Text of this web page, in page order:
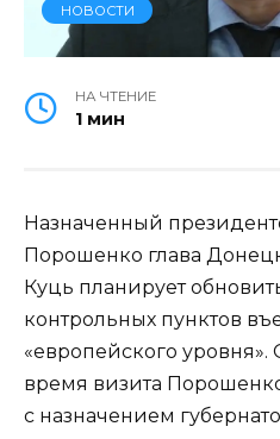
НОВОСТИ
НА ЧТЕНИЕ
1 мин
Назначенный
Порошенко глава
Куць планирует
контрольных пунктов
«европейского уровня».
время визита
с назначением